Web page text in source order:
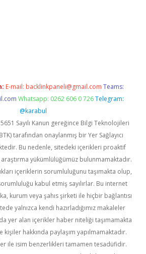
E-mail: backlinkpaneli@gmail.com Teams:
Whatsapp: 0262 606 0 726 Telegram:
@karabul
Sayılı Kanun gereğince Bilgi Teknolojileri
tarafından onaylanmış bir Yer Sağlayıcı
Bu nedenle, sitedeki içerikleri proaktif
yükümlülüğümüz bulunmamaktadır.
içeriklerin sorumluluğunu taşımakta olup,
kabul etmiş sayılırlar. Bu internet
kurum veya şahıs şirketi ile hiçbir bağlantısı
yalnızca kendi hazırladığımız makaleler
yer alan içerikler haber niteliği taşımamakta
hakkında paylaşım yapılmamaktadır.
ile isim benzerlikleri tamamen tesadüfidir.